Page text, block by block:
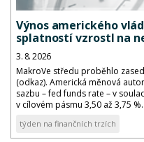
Výnos amerického
splatností vzrostl na
3. 8. 2026
MakroVe středu proběhlo
(odkaz). Americká měnová
sazbu – fed funds rate – v
v cílovém pásmu 3,50 až 3,75 %.
týden na finančních trzích